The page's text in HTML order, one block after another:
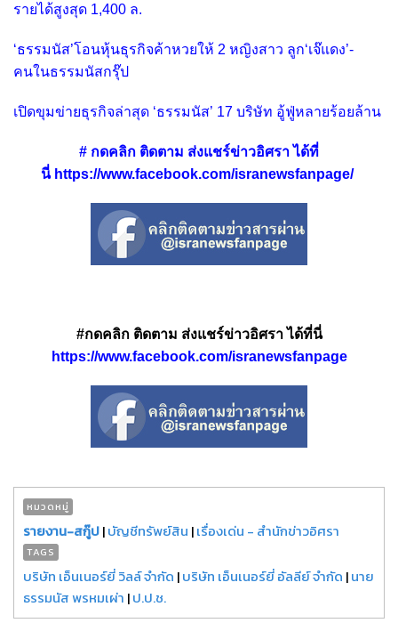
รายได้สูงสุด 1,400 ล.
‘ธรรมนัส’โอนหุ้นธุรกิจค้าหวยให้ 2 หญิงสาว ลูก‘เจ๊แดง’-
คนในธรรมนัสกรุ๊ป
เปิดขุมข่ายธุรกิจล่าสุด ‘ธรรมนัส’ 17 บริษัท อู้ฟู่หลายร้อยล้าน
# กดคลิก ติดตาม ส่งแชร์ข่าวอิศรา ได้ที่
นี่ https://www.facebook.com/isranewsfanpage/
#กดคลิก ติดตาม ส่งแชร์ข่าวอิศรา ได้ที่นี่
https://www.facebook.com/isranewsfanpage
หมวดหมู่
รายงาน-สกู๊ป|บัญชีทรัพย์สิน |เรื่องเด่น - สำนักข่าวอิศรา
TAGS
บริษัท เอ็นเนอร์ยี่ วิลล์ จำกัด |บริษัท เอ็นเนอร์ยี่ อัลลีย์ จำกัด |นาย
ธรรมนัส พรหมเผ่า |ป.ป.ช.